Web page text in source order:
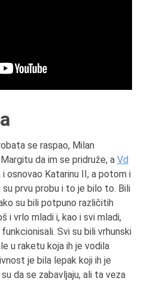
se raspao, Milan
da im se pridruže, a Vd
osnovao Katarinu II, a potom i
su prvu probu i to je bilo to. Bili
su bili potpuno različitih
i vrlo mladi i, kao i svi mladi,
Svi su bili vrhunski
u raketu koja ih je vodila
je bila lepak koji ih je
da se zabavljaju, ali ta veza